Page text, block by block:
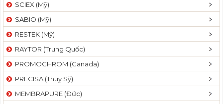
SCIEX (Mỹ)
SABIO (Mỹ)
RESTEK (Mỹ)
RAYTOR (Trung Quốc)
PROMOCHROM (Canada)
PRECISA (Thuỵ Sỹ)
MEMBRAPURE (Đức)